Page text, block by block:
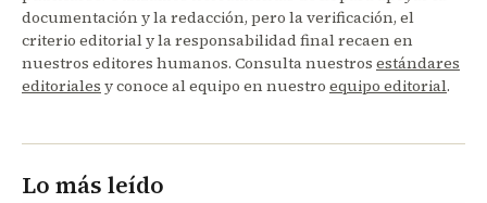
documentación y la redacción, pero la verificación, el
criterio editorial y la responsabilidad final recaen en
nuestros editores humanos. Consulta nuestros estándares
editoriales y conoce al equipo en nuestro equipo editorial.
Lo más leído